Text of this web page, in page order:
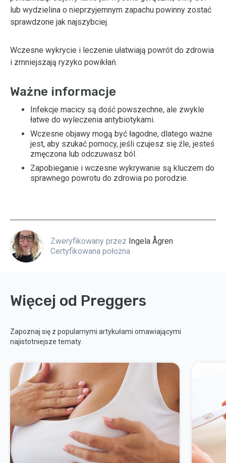
lub wydzielina o nieprzyjemnym zapachu powinny zostać
sprawdzone jak najszybciej.
Wczesne wykrycie i leczenie ułatwiają powrót do zdrowia
i zmniejszają ryzyko powikłań.
Ważne informacje
Infekcje macicy są dość powszechne, ale zwykle
łatwe do wyleczenia antybiotykami.
Wczesne objawy mogą być łagodne, dlatego ważne
jest, aby szukać pomocy, jeśli czujesz się źle, jesteś
zmęczona lub odczuwasz ból.
Zapobieganie i wczesne wykrywanie są kluczem do
sprawnego powrotu do zdrowia po porodzie.
Zweryfikowany przez Ingela Ågren
Certyfikowana położna
Więcej od Preggers
Zapoznaj się z popularnymi artykułami omawiającymi
najistotniejsze tematy.